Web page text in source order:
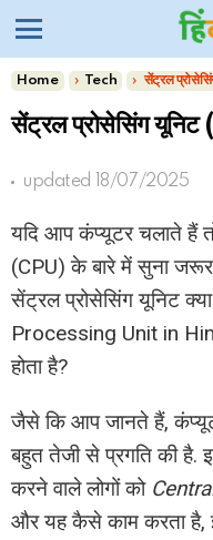
You are here:
Home Tech सेंट्रल प्रोसेसिंग यूनिट
सेंट्रल प्रोसेसिंग यूनिट
updated 18/07/2025
यदि आप कंप्यूटर चलाते हैं
(CPU) के बारे में सुना
सेंट्रल प्रोसेसिंग यूनिट
Processing Unit in
होता है?
जैसे कि आप जानते हैं,
बहुत तेजी से प्रगति की है.
करने वाले लोगों को
और यह कैसे काम करता है,